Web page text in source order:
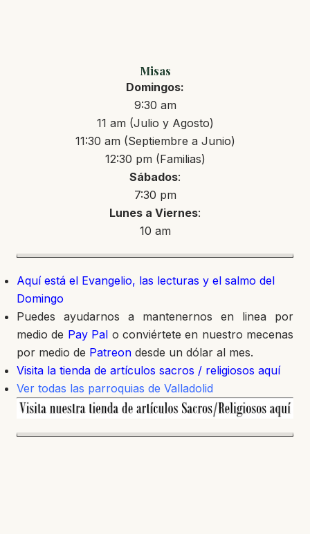
Misas
Domingos:
9:30 am
11 am (Julio y Agosto)
11:30 am (Septiembre a Junio)
12:30 pm (Familias)
Sábados:
7:30 pm
Lunes a Viernes:
10 am
Aquí está el Evangelio, las lecturas y el salmo del
Domingo
Puedes ayudarnos a mantenernos en linea por
medio de Pay Pal o conviértete en nuestro mecenas
por medio de Patreon desde un dólar al mes.
Visita la tienda de artículos sacros / religiosos aquí
Ver todas las parroquias de Valladolid